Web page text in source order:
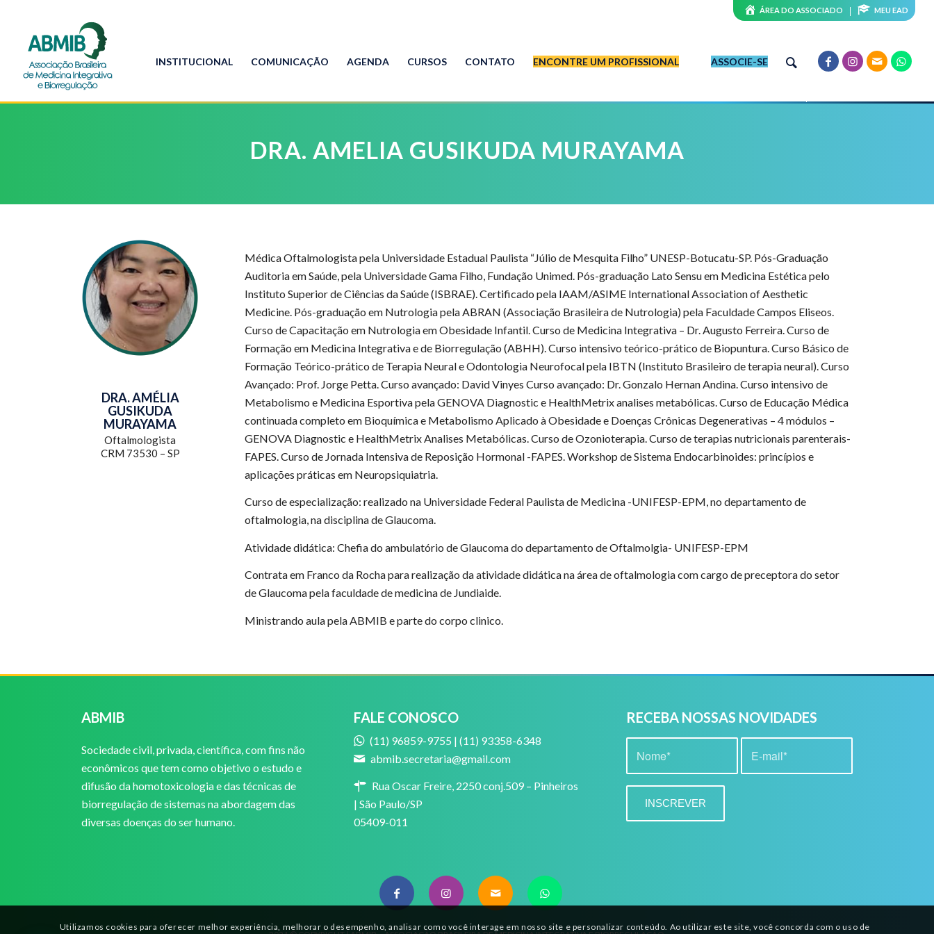
ÁREA DO ASSOCIADO MEU EAD
INSTITUCIONAL COMUNICAÇÃO AGENDA CURSOS CONTATO ENCONTRE UM PROFISSIONAL ASSOCIE-SE
DRA. AMELIA GUSIKUDA MURAYAMA
DRA. AMÉLIA
GUSIKUDA
MURAYAMA
Oftalmologista
CRM 73530 – SP
Médica Oftalmologista pela Universidade Estadual Paulista “Júlio de Mesquita Filho” UNESP-Botucatu-SP. Pós-Graduação
Auditoria em Saúde, pela Universidade Gama Filho, Fundação Unimed. Pós-graduação Lato Sensu em Medicina Estética pelo
Instituto Superior de Ciências da Saúde (ISBRAE). Certificado pela IAAM/ASIME International Association of Aesthetic
Medicine. Pós-graduação em Nutrologia pela ABRAN (Associação Brasileira de Nutrologia) pela Faculdade Campos Eliseos.
Curso de Capacitação em Nutrologia em Obesidade Infantil. Curso de Medicina Integrativa – Dr. Augusto Ferreira. Curso de
Formação em Medicina Integrativa e de Biorregulação (ABHH). Curso intensivo teórico-prático de Biopuntura. Curso Básico de
Formação Teórico-prático de Terapia Neural e Odontologia Neurofocal pela IBTN (Instituto Brasileiro de terapia neural). Curso
Avançado: Prof. Jorge Petta. Curso avançado: David Vinyes Curso avançado: Dr. Gonzalo Hernan Andina. Curso intensivo de
Metabolismo e Medicina Esportiva pela GENOVA Diagnostic e HealthMetrix analises metabólicas. Curso de Educação Médica
continuada completo em Bioquímica e Metabolismo Aplicado à Obesidade e Doenças Crônicas Degenerativas – 4 módulos –
GENOVA Diagnostic e HealthMetrix Analises Metabólicas. Curso de Ozonioterapia. Curso de terapias nutricionais parenterais-
FAPES. Curso de Jornada Intensiva de Reposição Hormonal -FAPES. Workshop de Sistema Endocarbinoides: princípios e
aplicações práticas em Neuropsiquiatria.
Curso de especialização: realizado na Universidade Federal Paulista de Medicina -UNIFESP-EPM, no departamento de
oftalmologia, na disciplina de Glaucoma.
Atividade didática: Chefia do ambulatório de Glaucoma do departamento de Oftalmolgia- UNIFESP-EPM
Contrata em Franco da Rocha para realização da atividade didática na área de oftalmologia com cargo de preceptora do setor
de Glaucoma pela faculdade de medicina de Jundiaide.
Ministrando aula pela ABMIB e parte do corpo clinico.
ABMIB
Sociedade civil, privada, científica, com fins não
econômicos que tem como objetivo o estudo e
difusão da homotoxicologia e das técnicas de
biorregulação de sistemas na abordagem das
diversas doenças do ser humano.
FALE CONOSCO
(11) 96859-9755 | (11) 93358-6348
abmib.secretaria@gmail.com
Rua Oscar Freire, 2250 conj.509 – Pinheiros
| São Paulo/SP
05409-011
RECEBA NOSSAS NOVIDADES
Utilizamos cookies para oferecer melhor experiência, melhorar o desempenho, analisar como você interage em nosso site e personalizar conteúdo. Ao utilizar este site, você concorda com o uso de